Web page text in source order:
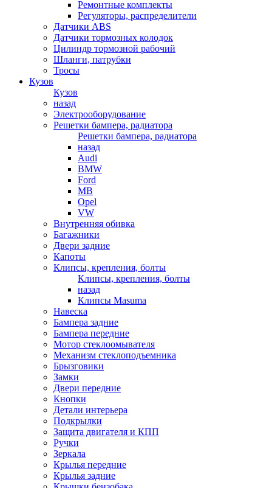
Ремонтные комплекты
Регуляторы, распределители
Датчики ABS
Датчики тормозных колодок
Цилиндр тормозной рабочий
Шланги, патрубки
Тросы
Кузов
Кузов
назад
Электрооборудование
Решетки бампера, радиатора
Решетки бампера, радиатора
назад
Audi
BMW
Ford
MB
Opel
VW
Внутренняя обивка
Багажники
Двери задние
Капоты
Клипсы, крепления, болты
Клипсы, крепления, болты
назад
Клипсы Masuma
Навеска
Бампера задние
Бампера передние
Мотор стеклоомывателя
Механизм стеклоподъемника
Брызговики
Замки
Двери передние
Кнопки
Детали интерьера
Подкрылки
Защита двигателя и КПП
Ручки
Зеркала
Крылья передние
Крылья задние